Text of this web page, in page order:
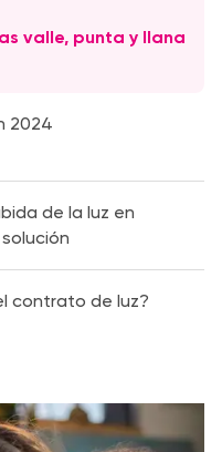
valle, punta y llana
2024
de la luz en
contrato de luz?